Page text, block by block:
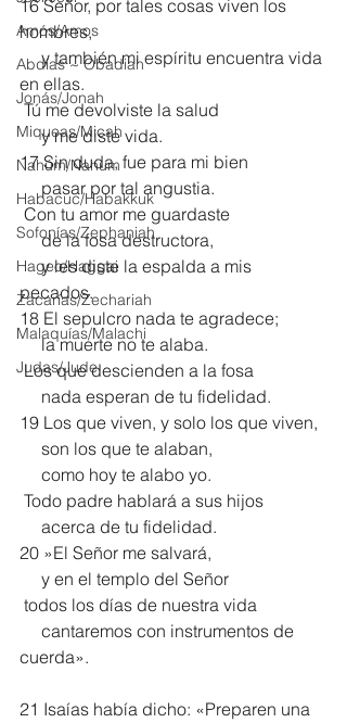
Amós/Amos
Abdías ~ Obadiah
Jonás/Jonah
Miqueas/Micah
Nahúm/Nahum
Habacuc/Habakkuk
Sofonías/Zephaniah
Hageo/Haggai
Zacarías/Zechariah
Malaquías/Malachi
Judas/Jude
16 Señor, por tales cosas viven los
hombres,
     y también mi espíritu encuentra vida
en ellas.
Tú me devolviste la salud
     y me diste vida.
17 Sin duda, fue para mi bien
     pasar por tal angustia.
Con tu amor me guardaste
     de la fosa destructora,
     y les diste la espalda a mis
pecados.
18 El sepulcro nada te agradece;
     la muerte no te alaba.
Los que descienden a la fosa
     nada esperan de tu fidelidad.
19 Los que viven, y solo los que viven,
     son los que te alaban,
     como hoy te alabo yo.
Todo padre hablará a sus hijos
     acerca de tu fidelidad.
20 »El Señor me salvará,
     y en el templo del Señor
todos los días de nuestra vida
cuerda».
21 Isaías había dicho: «Preparen una